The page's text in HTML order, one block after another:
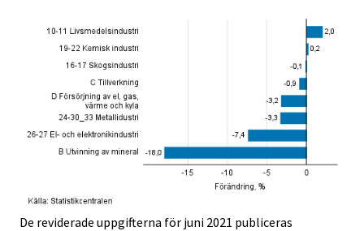
De reviderade uppgifterna för juni 2021 publiceras